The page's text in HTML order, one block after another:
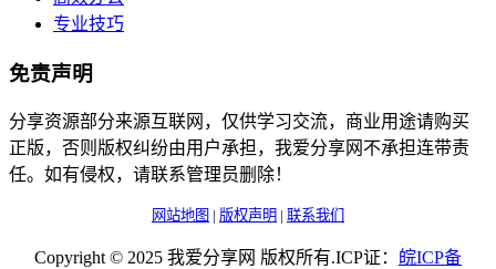
专业技巧
免责声明
分享资源部分来源互联网，仅供学习交流，商业用途请购买
正版，否则版权纠纷由用户承担，我爱分享网不承担连带责
任。如有侵权，请联系管理员删除！
网站地图 | 版权声明 | 联系我们
Copyright © 2025 我爱分享网 版权所有.ICP证： 皖ICP备